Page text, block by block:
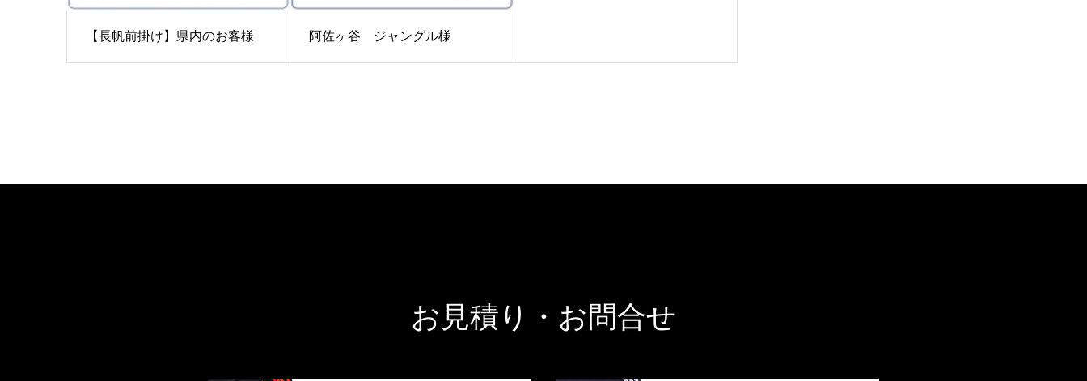
【長帆前掛け】県内のお客様 阿佐ヶ谷 ジャングル様
お見積り・お問合せ